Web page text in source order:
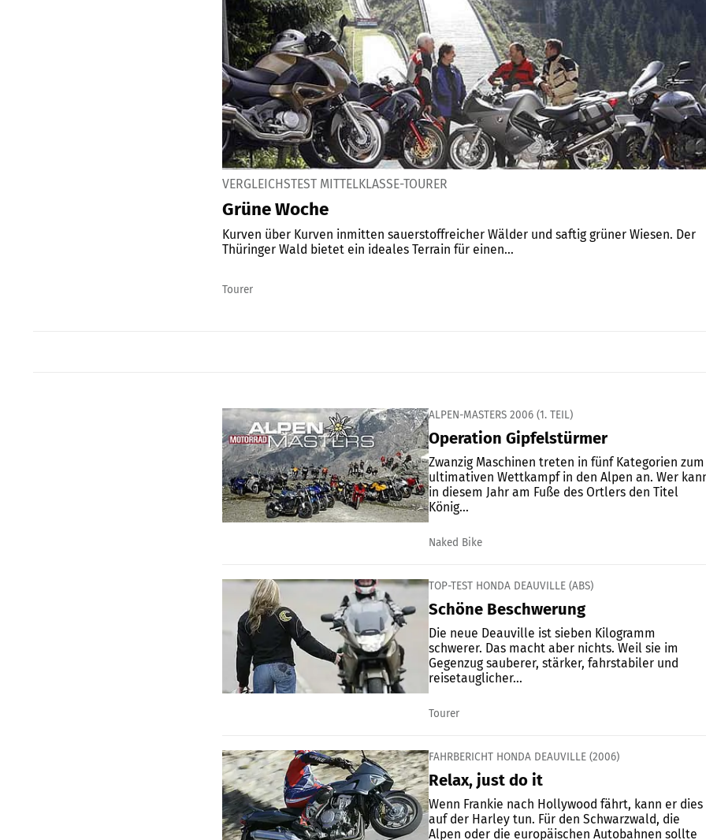
VERGLEICHSTEST MITTELKLASSE-TOURER
Grüne Woche
Kurven über Kurven inmitten sauerstoffreicher Wälder und saftig grüner Wiesen. Der
Thüringer Wald bietet ein ideales Terrain für einen...
Tourer
ALPEN-MASTERS 2006 (1. TEIL)
Operation Gipfelstürmer
Zwanzig Maschinen treten in fünf Kategorien zum
ultimativen Wettkampf in den Alpen an. Wer
in diesem Jahr am Fuße des Ortlers den Titel
König...
Naked Bike
TOP-TEST HONDA DEAUVILLE (ABS)
Schöne Beschwerung
Die neue Deauville ist sieben Kilogramm
schwerer. Das macht aber nichts. Weil sie im
Gegenzug sauberer, stärker, fahrstabiler und
reisetauglicher...
Tourer
FAHRBERICHT HONDA DEAUVILLE (2006)
Relax, just do it
Wenn Frankie nach Hollywood fährt, kann er dies
auf der Harley tun. Für den Schwarzwald, die
Alpen oder die europäischen Autobahnen sollte